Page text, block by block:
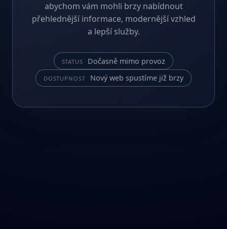
abychom vám mohli brzy nabídnout
přehlednější informace, modernější vzhled
a lepší služby.
STATUS Dočasně mimo provoz
DOSTUPNOST Nový web spustíme již brzy